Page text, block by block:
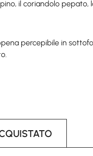
il coriandolo pepato,
percepibile in